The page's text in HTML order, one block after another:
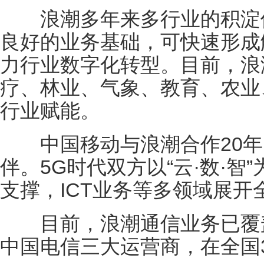
浪潮多年来多行业的积淀
良好的业务基础，可快速形
力行业数字化转型。目前，
疗、林业、气象、教育、农
行业赋能。
中国移动与浪潮合作20年
伴。5G时代双方以“云·数·智
支撑，ICT业务等多领域展开
目前，浪潮通信业务已覆
中国电信三大运营商，在全